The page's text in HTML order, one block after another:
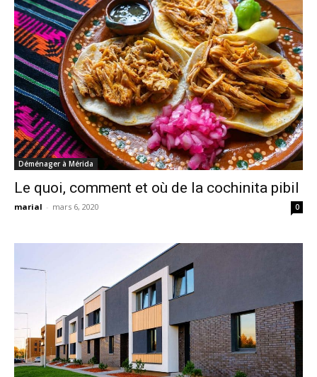
Déménager à Mérida
Le quoi, comment et où de la cochinita pibil
marial - mars 6, 2020 0